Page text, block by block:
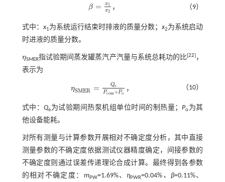
β = x1
x2
β= x1 x2 ， （9）
式中： x1为系统运行结束时排液的质量分数；x2为系统启动
时进液的质量分数。
η
ηSMER指试验期间蒸发罐蒸汽产汽量与系统总耗功的比[22] ，
表示为
ηSMER = Qe
Pcom+Po
ηSMER =Q ePcom+P o， （10）
式中：Qe为试验期间热泵机组单位时间的制热量；Po为其
他设备能耗。
对所有测量与计算参数开展相对不确定度分析，其中直接
测量参数的不确定度依据测试仪器精度确定，间接参数的
不确定度则通过误差传递理论合成计算。最终得到各参数
的相对不确定度： mPW=1.69%、 ηPWR=0.04% 、β=0.11%、